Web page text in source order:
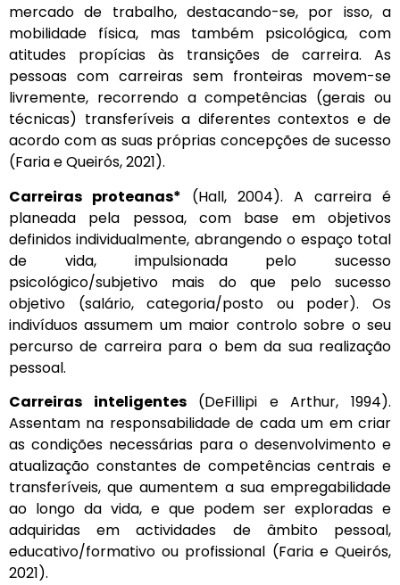
mercado de trabalho, destacando-se, por isso, a
mobilidade física, mas também psicológica, com
atitudes propícias às transições de carreira. As
pessoas com carreiras sem fronteiras movem-se
livremente, recorrendo a competências (gerais ou
técnicas) transferíveis a diferentes contextos e de
acordo com as suas próprias concepções de sucesso
(Faria e Queirós, 2021).
Carreiras proteanas* (Hall, 2004). A carreira é
planeada pela pessoa, com base em objetivos
definidos individualmente, abrangendo o espaço total
de vida, impulsionada pelo sucesso
psicológico/subjetivo mais do que pelo sucesso
objetivo (salário, categoria/posto ou poder). Os
indivíduos assumem um maior controlo sobre o seu
percurso de carreira para o bem da sua realização
pessoal.
Carreiras inteligentes(DeFillipi e Arthur, 1994).
Assentam na responsabilidade de cada um em criar
as condições necessárias para o desenvolvimento e
atualização constantes de competências centrais e
transferíveis, que aumentem a sua empregabilidade
ao longo da vida, e que podem ser exploradas e
adquiridas em actividades de âmbito pessoal,
educativo/formativo ou profissional (Faria e Queirós,
2021).